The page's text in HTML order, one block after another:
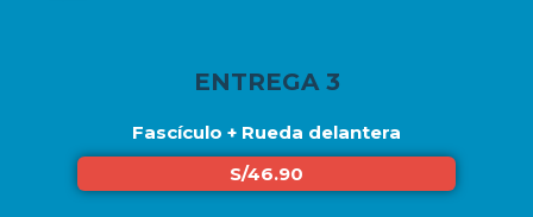
ENTREGA 3
Fascículo + Rueda delantera
S/46.90